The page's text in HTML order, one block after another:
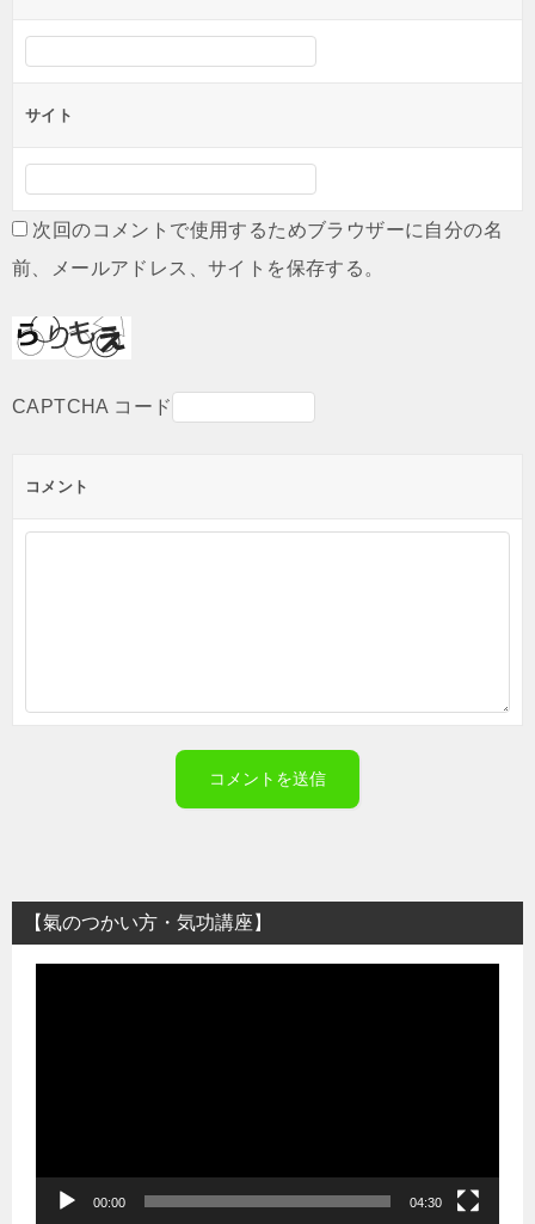
サイト
次回のコメントで使用するためブラウザーに自分の名
前、メールアドレス、サイトを保存する。
CAPTCHA コード
コメント
【氣のつかい方・気功講座】
00:00 04:30